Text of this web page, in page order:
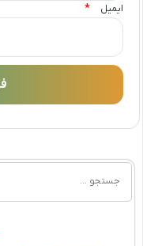
ایمیل *